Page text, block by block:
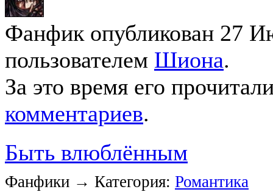
Фанфик опубликован 27
пользователем Шиона.
За это время его
комментариев.
Быть влюблённым
Фанфики → Категория: Романтика